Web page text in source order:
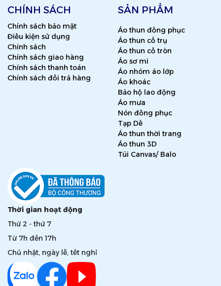
CHÍNH SÁCH
Chính sách bảo mật
Điều kiện sử dụng
Chính sách
Chính sách giao hàng
Chính sách thanh toán
Chính sách đổi trả hàng
SẢN PHẨM
Áo thun đồng phục
Áo thun cổ trụ
Áo thun cổ tròn
Áo sơ mi
Áo nhóm áo lớp
Áo khoác
Bảo hộ lao động
Áo mưa
Nón đồng phục
Tạp Dề
Áo thun thời trang
Áo thun 3D
Túi Canvas/ Balo
Thời gian hoạt động
Thứ 2 - thứ 7
Từ 7h đến 17h
Chủ nhật, ngày lễ, tết nghỉ